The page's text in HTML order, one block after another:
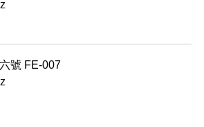
號 FE-007